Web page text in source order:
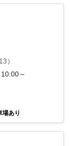
）
～
場あり